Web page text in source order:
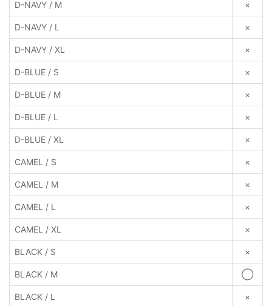
D-NAVY / M ×
D-NAVY / L ×
D-NAVY / XL ×
D-BLUE / S ×
D-BLUE / M ×
D-BLUE / L ×
D-BLUE / XL ×
CAMEL / S ×
CAMEL / M ×
CAMEL / L ×
CAMEL / XL ×
BLACK / S ×
BLACK / M ◯
BLACK / L ×